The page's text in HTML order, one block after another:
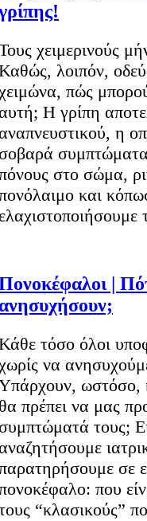
χειμερινούς
λοιπόν,
πώς
Η γρίπη
η
στο σώμα,
και
|
τόσο όλοι
να
ωστόσο,
πρέπει να μας
τους;
σε
που
“κλασικούς”